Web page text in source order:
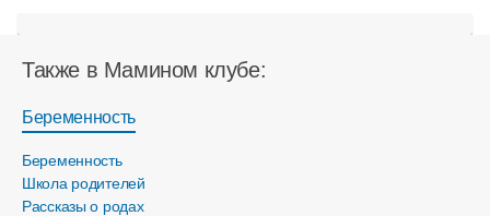
Также в Мамином клубе:
Беременность
Беременность
Школа родителей
Рассказы о родах